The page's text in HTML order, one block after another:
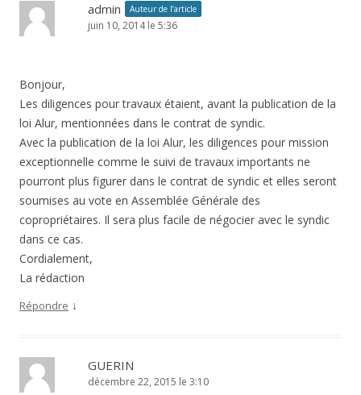
admin Auteur de l’article
juin 10, 2014 le 5:36
Bonjour,
Les diligences pour travaux étaient, avant la publication de la
loi Alur, mentionnées dans le contrat de syndic.
Avec la publication de la loi Alur, les diligences pour mission
exceptionnelle comme le suivi de travaux importants ne
pourront plus figurer dans le contrat de syndic et elles seront
soumises au vote en Assemblée Générale des
copropriétaires. Il sera plus facile de négocier avec le syndic
dans ce cas.
Cordialement,
La rédaction
Répondre ↓
GUERIN
décembre 22, 2015 le 3:10